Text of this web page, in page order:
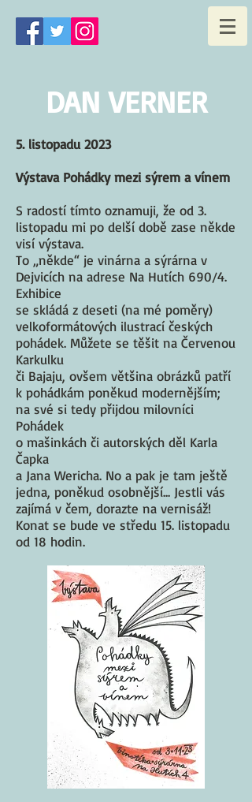
DAN VERNER
5. listopadu 2023
Výstava Pohádky mezi sýrem a vínem
S radostí tímto oznamuji, že od 3.
listopadu mi po delší době zase někde
visí výstava.
To „někde“ je vinárna a sýrárna v
Dejvicích na adrese Na Hutích 690/4.
Exhibice
se skládá z deseti (na mé poměry)
velkoformátových ilustrací českých
pohádek. Můžete se těšit na Červenou
Karkulku
či Bajaju, ovšem většina obrázků patří
k pohádkám poněkud modernějším;
na své si tedy přijdou milovníci
Pohádek
o mašinkách či autorských děl Karla
Čapka
a Jana Wericha. No a pak je tam ještě
jedna, poněkud osobnější... Jestli vás
zajímá v čem, dorazte na vernisáž!
Konat se bude ve středu 15. listopadu
od 18 hodin.